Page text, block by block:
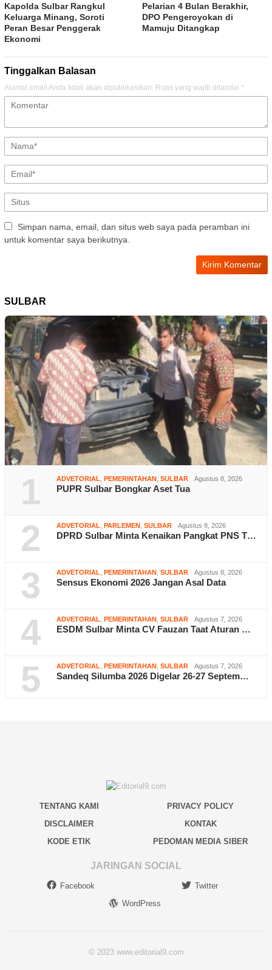
Kapolda Sulbar Rangkul
Keluarga Minang, Soroti
Peran Besar Penggerak
Ekonomi
Pelarian 4 Bulan Berakhir,
DPO Pengeroyokan di
Mamuju Ditangkap
Tinggalkan Balasan
Alamat email Anda tidak akan dipublikasikan. Ruas yang wajib ditandai *
Simpan nama, email, dan situs web saya pada peramban ini
untuk komentar saya berikutnya.
SULBAR
1 ADVETORIAL PEMERINTAHAN SULBAR Agustus 8, 2026
PUPR Sulbar Bongkar Aset Tua
2 ADVETORIAL PARLEMEN SULBAR Agustus 8, 2026
DPRD Sulbar Minta Kenaikan Pangkat PNS T…
3 ADVETORIAL PEMERINTAHAN SULBAR Agustus 8, 2026
Sensus Ekonomi 2026 Jangan Asal Data
4 ADVETORIAL PEMERINTAHAN SULBAR Agustus 7, 2026
ESDM Sulbar Minta CV Fauzan Taat Aturan …
5 ADVETORIAL PEMERINTAHAN SULBAR Agustus 7, 2026
Sandeq Silumba 2026 Digelar 26-27 Septem…
TENTANG KAMI
PRIVACY POLICY
DISCLAIMER
KONTAK
KODE ETIK
PEDOMAN MEDIA SIBER
JARINGAN SOCIAL
Facebook
Twitter
WordPress
© 2023 www.editorial9.com